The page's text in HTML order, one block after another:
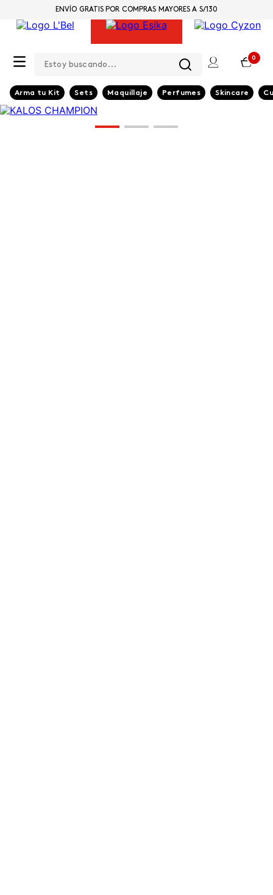
0
ENVÍO GRATIS POR COMPRAS MAYORES A S/130
Arma tu Kit Sets Maquillaje Perfumes Skincare